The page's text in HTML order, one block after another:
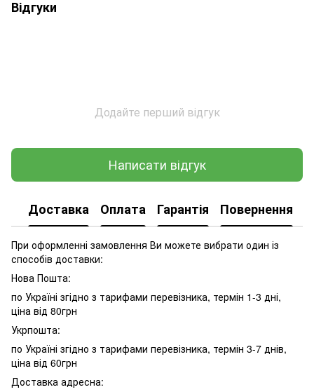
Відгуки
Додайте перший відгук
Написати відгук
Доставка Оплата Гарантія Повернення
При оформленні замовлення Ви можете вибрати один із
способів доставки:
Нова Пошта:
по Україні згідно з тарифами перевізника, термін 1-3 дні,
ціна від 80грн
Укрпошта:
по Україні згідно з тарифами перевізника, термін 3-7 днів,
ціна від 60грн
Доставка адресна: